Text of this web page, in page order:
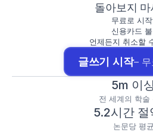
돌아보지 마
무료로 시
신용카드
언제든지 취소할
글쓰기 시작–
5m 이
전 세계의 학술
5.2시간 절
논문당 평균